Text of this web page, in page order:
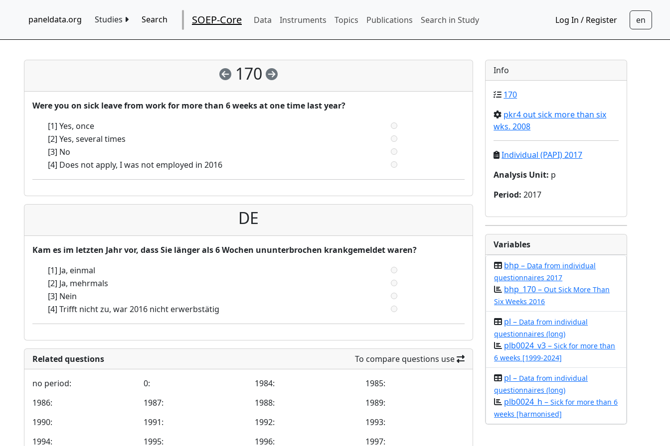
paneldata.org Studies Search SOEP-Core Data Instruments Topics Publications Search in Study Log In / Register
170
Were you on sick leave from work for more than 6 weeks at one time last year?
[1] Yes, once
[2] Yes, several times
[3] No
[4] Does not apply, I was not employed in 2016
DE
Kam es im letzten Jahr vor, dass Sie länger als 6 Wochen ununterbrochen krankgemeldet waren?
[1] Ja, einmal
[2] Ja, mehrmals
[3] Nein
[4] Trifft nicht zu, war 2016 nicht erwerbstätig
Related questions To compare questions use
no period: 0: 1984:
1985:
1986:
1987: 1988:
1989:
1990:
1991: 1992:
1993:
1994:
1995: 1996:
1997:
Info
170
pkr4 out sick more than six
wks. 2008
Individual (PAPI) 2017
Analysis Unit: p
Period:2017
Variables
bhp – Data from individual
questionnaires 2017
bhp_170 –Out Sick More Than
Six Weeks 2016
pl – Data from individual
questionnaires (long)
plb0024_v3 –Sick for more than
6 weeks [1999-2024]
pl – Data from individual
questionnaires (long)
plb0024_h –Sick for more than 6
weeks [harmonised]